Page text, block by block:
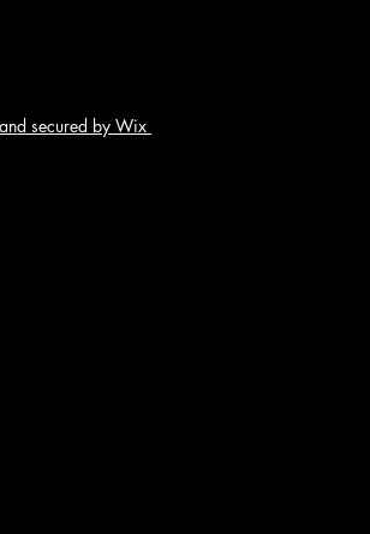
secured by Wix